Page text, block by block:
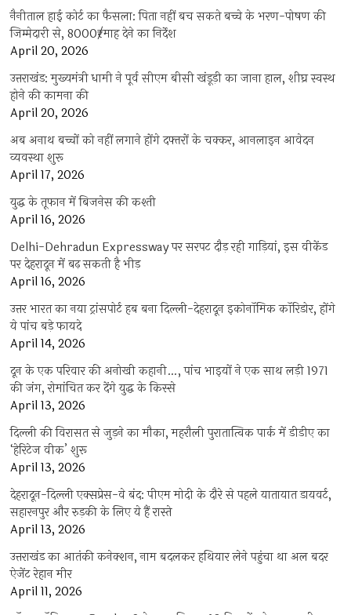
नैनीताल हाई कोर्ट का फैसला: पिता नहीं बच सकते बच्चे के भरण-पोषण की
जिम्मेदारी से, 8000₹/माह देने का निर्देश
April 20, 2026
उत्तराखंड: मुख्यमंत्री धामी ने पूर्व सीएम बीसी खंडूड़ी का जाना हाल, शीघ्र स्वस्थ
होने की कामना की
April 20, 2026
अब अनाथ बच्चों को नहीं लगाने होंगे दफ्तरों के चक्कर, आनलाइन आवेदन
व्यवस्था शुरू
April 17, 2026
युद्ध के तूफान में बिजनेस की कश्ती
April 16, 2026
Delhi-Dehradun Expressway पर सरपट दौड़ रही गाड़ियां, इस वीकेंड
पर देहरादून में बढ़ सकती है भीड़
April 16, 2026
उत्तर भारत का नया ट्रांसपोर्ट हब बना दिल्ली-देहरादून इकोनॉमिक कॉरिडोर, होंगे
ये पांच बड़े फायदे
April 14, 2026
दून के एक परिवार की अनोखी कहानी…, पांच भाइयों ने एक साथ लड़ी 1971
की जंग, रोमांचित कर देंगे युद्ध के किस्से
April 13, 2026
दिल्ली की विरासत से जुड़ने का मौका, महरौली पुरातात्विक पार्क में डीडीए का
‘हेरिटेज वीक’ शुरू
April 13, 2026
देहरादून-दिल्ली एक्सप्रेस-वे बंद: पीएम मोदी के दौरे से पहले यातायात डायवर्ट,
सहारनपुर और रुड़की के लिए ये हैं रास्ते
April 13, 2026
उत्तराखंड का आतंकी कनेक्शन, नाम बदलकर हथियार लेने पहुंचा था अल बदर
ऐजेंट रेहान मीर
April 11, 2026